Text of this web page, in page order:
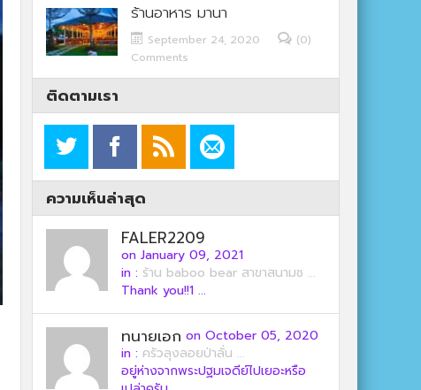
ร้านอาหาร มานา
September 24, 2020
(0)
Comments
ติดตามเรา
ความเห็นล่าสุด
FALER2209
on January 09, 2021
in : ร้าน baboo bear สาขาสนามช ...
Thank you!!1 ...
ทนายเอก on October 05, 2020
in : ครัวลุงลอยป่าลั่น ...
อยู่ห่างจากพระปฐมเจดีย์ไปเยอะหรือ